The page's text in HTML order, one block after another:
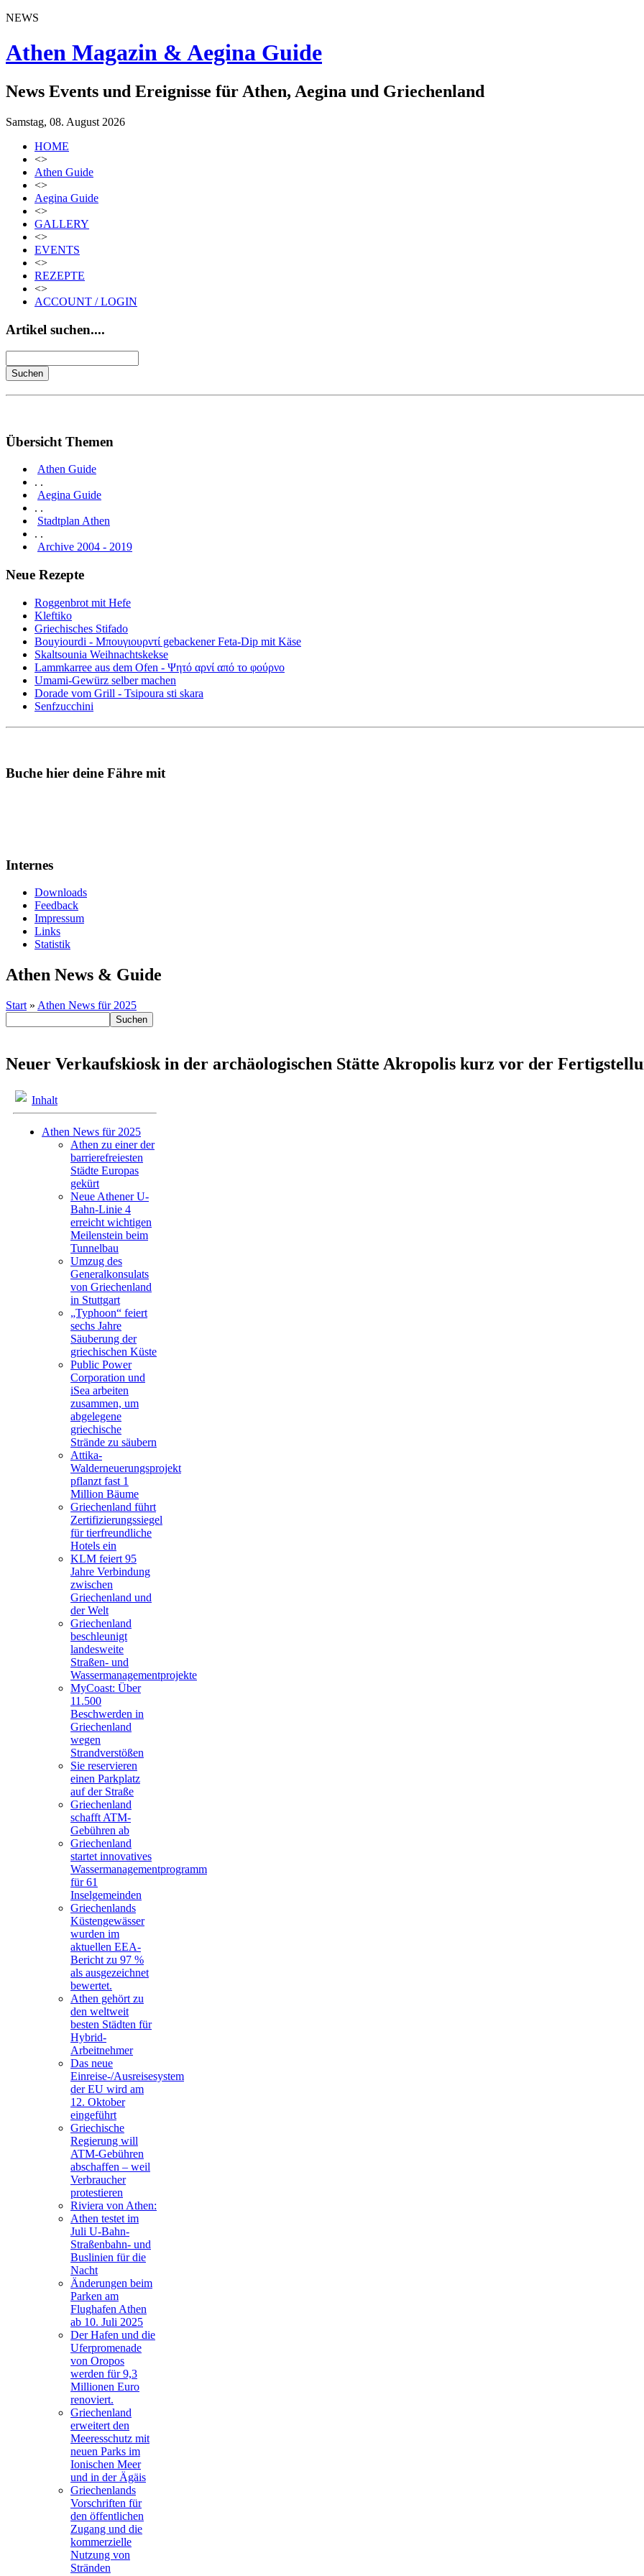
NEWS
Athen Magazin & Aegina Guide
News Events und Ereignisse für Athen, Aegina und Griechenland
Samstag, 08. August 2026
HOME
<>
Athen Guide
<>
Aegina Guide
<>
GALLERY
<>
EVENTS
<>
REZEPTE
<>
ACCOUNT / LOGIN
Artikel suchen....
Übersicht Themen
Athen Guide
. .
Aegina Guide
. .
Stadtplan Athen
. .
Archive 2004 - 2019
Neue Rezepte
Roggenbrot mit Hefe
Kleftiko
Griechisches Stifado
Bouyiourdi - Μπουγιουρντί gebackener Feta-Dip mit Käse
Skaltsounia Weihnachtskekse
Lammkarree aus dem Ofen - Ψητό αρνί από το φούρνο
Umami-Gewürz selber machen
Dorade vom Grill - Tsipoura sti skara
Senfzucchini
Buche hier deine Fähre mit
Internes
Downloads
Feedback
Impressum
Links
Statistik
Athen News & Guide
Start » Athen News für 2025
Neuer Verkaufskiosk in der archäologischen Stätte Akropolis kurz vor der
Inhalt
Athen News für 2025
Athen zu einer der
barrierefreiesten
Städte Europas
gekürt
Neue Athener U-
Bahn-Linie 4
erreicht wichtigen
Meilenstein beim
Tunnelbau
Umzug des
Generalkonsulats
von Griechenland
in Stuttgart
„Typhoon“ feiert
sechs Jahre
Säuberung der
griechischen Küste
Public Power
Corporation und
iSea arbeiten
zusammen, um
abgelegene
griechische
Strände zu säubern
Attika-
Walderneuerungsprojekt
pflanzt fast 1
Million Bäume
Griechenland führt
Zertifizierungssiegel
für tierfreundliche
Hotels ein
KLM feiert 95
Jahre Verbindung
zwischen
Griechenland und
der Welt
Griechenland
beschleunigt
landesweite
Straßen- und
Wassermanagementprojekte
MyCoast: Über
11.500
Beschwerden in
Griechenland
wegen
Strandverstößen
Sie reservieren
einen Parkplatz
auf der Straße
Griechenland
schafft ATM-
Gebühren ab
Griechenland
startet innovatives
Wassermanagementprogramm
für 61
Inselgemeinden
Griechenlands
Küstengewässer
wurden im
aktuellen EEA-
Bericht zu 97 %
als ausgezeichnet
bewertet.
Athen gehört zu
den weltweit
besten Städten für
Hybrid-
Arbeitnehmer
Das neue
Einreise-/Ausreisesystem
der EU wird am
12. Oktober
eingeführt
Griechische
Regierung will
ATM-Gebühren
abschaffen – weil
Verbraucher
protestieren
Riviera von Athen:
Athen testet im
Juli U-Bahn-
Straßenbahn- und
Buslinien für die
Nacht
Änderungen beim
Parken am
Flughafen Athen
ab 10. Juli 2025
Der Hafen und die
Uferpromenade
von Oropos
werden für 9,3
Millionen Euro
renoviert.
Griechenland
erweitert den
Meeresschutz mit
neuen Parks im
Ionischen Meer
und in der Ägäis
Griechenlands
Vorschriften für
den öffentlichen
Zugang und die
kommerzielle
Nutzung von
Stränden